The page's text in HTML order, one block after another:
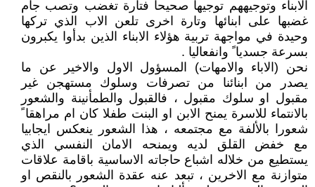
الابناء وتوجيههم توجيها صحيحا فتارة تغضب وتصب جام
غضبها على ابنائها وتارة اخرى تلعن الاب الذي تركها
وحيدة في مواجهة تربية هؤلاء الابناء الذين بدأوا يكبرون
بسرعة جسديا ً وانفعاليا .
نحن (الاباء والامهات) المسؤول الاول والاخير عن ما
يصدر من ابنائنا من تصرفات وسلوك مستهجن غير
مقبول او سلوك مقبول ، فالقبول والطمأنينة والشعور
بالانتماء للاسرة يمنح الابن او البنت طفلا كان ام مراهقا ً
شعورا بالألفة مع مجتمعه ، هذا الشعور ينعكس ايجابيا
مع خفض القلق لديه ويمنحه الامان النفسي الذي
يستطيع من خلاله اشباع حاجاته الاساسية باقامة علاقات
متوازنة مع الاخرين ، تبعد عنه عقدة الشعور بالنقص او